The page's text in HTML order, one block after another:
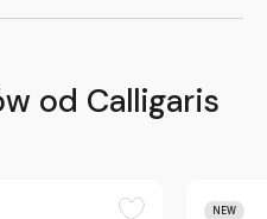
od Calligaris
NEW